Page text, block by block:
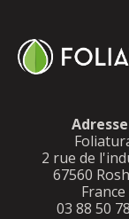
2 rue de
67560
France
03 88 50